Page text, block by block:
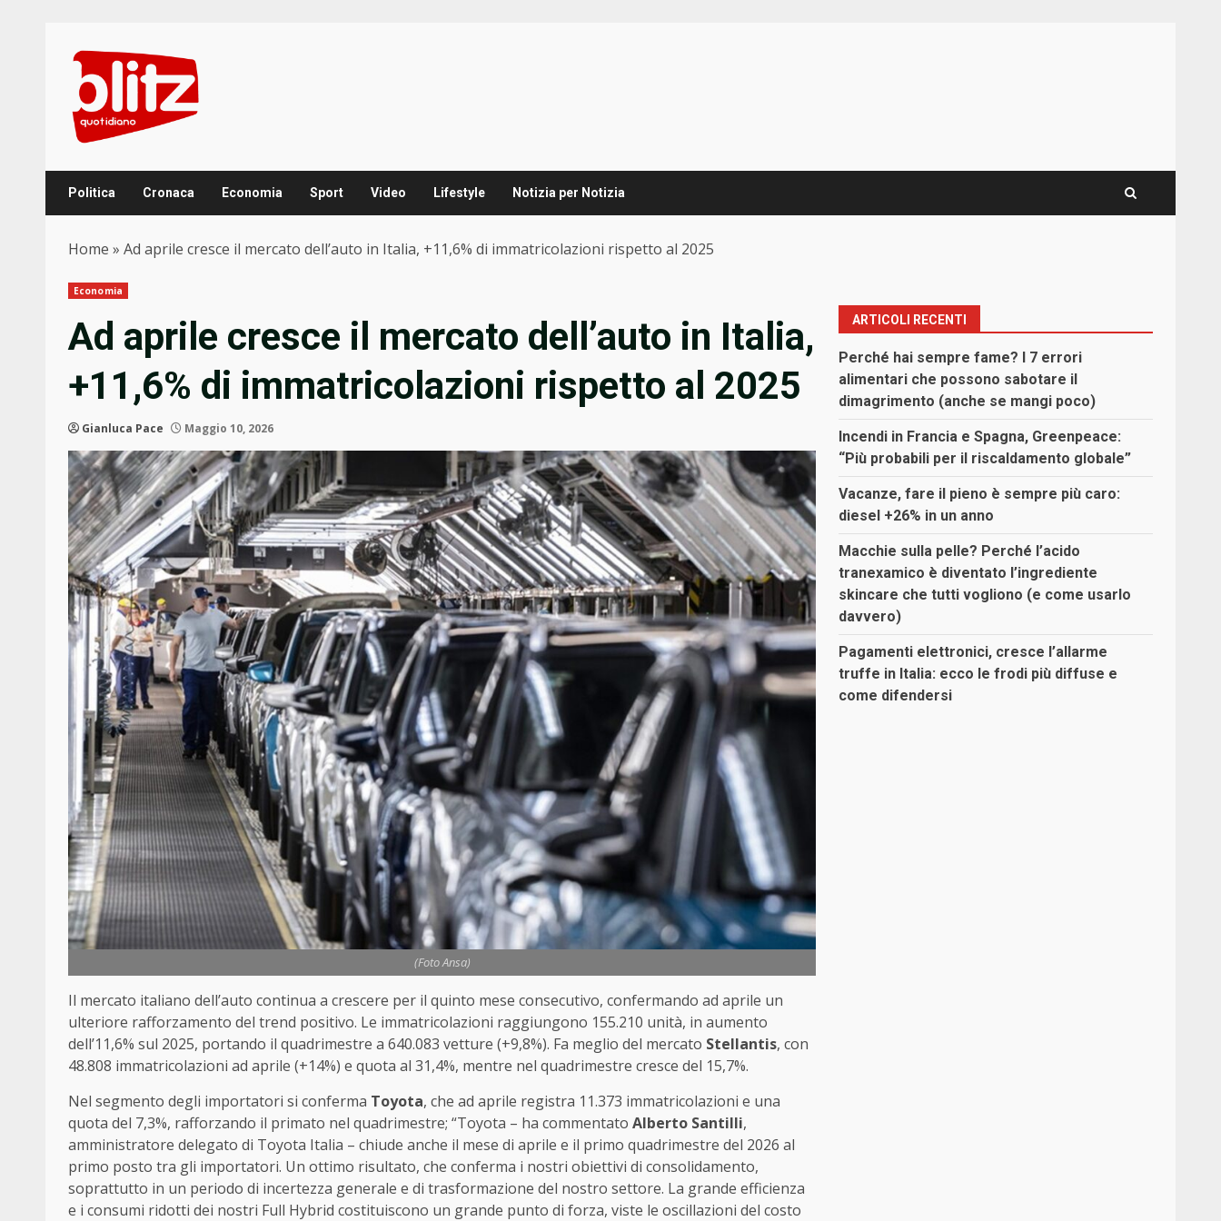
content
Politica Cronaca Economia Sport Video Lifestyle Notizia per Notizia
Home » Ad aprile cresce il mercato dell’auto in Italia, +11,6% di immatricolazioni rispetto al 2025
Economia
Ad aprile cresce il mercato dell’auto in Italia,
+11,6% di immatricolazioni rispetto al 2025
Gianluca Pace Maggio 10, 2026
(Foto Ansa)
Il mercato italiano dell’auto continua a crescere per il quinto mese consecutivo, confermando ad aprile un
ulteriore rafforzamento del trend positivo. Le immatricolazioni raggiungono 155.210 unità, in aumento
dell’11,6% sul 2025, portando il quadrimestre a 640.083 vetture (+9,8%). Fa meglio del mercato Stellantis, con
48.808 immatricolazioni ad aprile (+14%) e quota al 31,4%, mentre nel quadrimestre cresce del 15,7%.
Nel segmento degli importatori si conferma Toyota, che ad aprile registra 11.373 immatricolazioni e una
quota del 7,3%, rafforzando il primato nel quadrimestre; “Toyota – ha commentato Alberto Santilli,
amministratore delegato di Toyota Italia – chiude anche il mese di aprile e il primo quadrimestre del 2026 al
primo posto tra gli importatori. Un ottimo risultato, che conferma i nostri obiettivi di consolidamento,
soprattutto in un periodo di incertezza generale e di trasformazione del nostro settore. La grande efficienza
e i consumi ridotti dei nostri Full Hybrid costituiscono un grande punto di forza, viste le oscillazioni del costo
ARTICOLI RECENTI
Perché hai sempre fame? I 7 errori
alimentari che possono sabotare il
dimagrimento (anche se mangi poco)
Incendi in Francia e Spagna, Greenpeace:
“Più probabili per il riscaldamento globale”
Vacanze, fare il pieno è sempre più caro:
diesel +26% in un anno
Macchie sulla pelle? Perché l’acido
tranexamico è diventato l’ingrediente
skincare che tutti vogliono (e come usarlo
davvero)
Pagamenti elettronici, cresce l’allarme
truffe in Italia: ecco le frodi più diffuse e
come difendersi